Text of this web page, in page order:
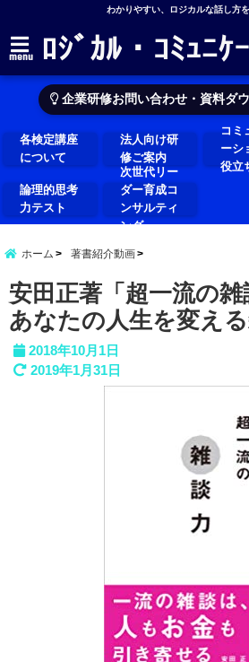
わかりやすい、ロジカルな話し方
menu ﾛｼﾞｶﾙ・ｺﾐｭﾆｹ
企業研修お問い合わせ・資料ダ
各検定講座
について
法人向け研
修ご案内
コミ
ーシ
役立
論理的思考
力テスト
次世代リー
ダー育成コ
ンサルティ
ング
ホーム 著書紹介動画
安田正著「超一流の
あなたの人生を変え
2018年10月1日
2019年1月31日